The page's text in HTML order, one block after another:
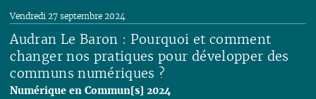
Lire
Audran Le Baron : Pourquoi et comment
changer nos pratiques pour développer des
communs numériques ?
Numérique en Commun[s] 2024
Vendredi 27 septembre 2024